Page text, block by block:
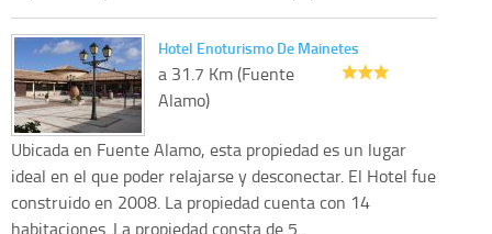
Hotel Enoturismo De Mainetes
a 31.7 Km (Fuente
Alamo)
Ubicada en Fuente Alamo, esta propiedad es un lugar
ideal en el que poder relajarse y desconectar. El Hotel fue
construido en 2008. La propiedad cuenta con 14
habitaciones. La propiedad consta de 5...